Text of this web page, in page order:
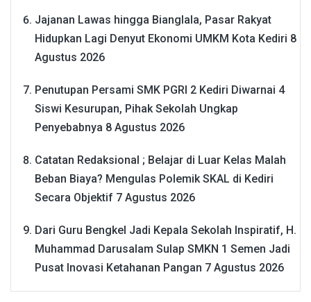
Jajanan Lawas hingga Bianglala, Pasar Rakyat
Hidupkan Lagi Denyut Ekonomi UMKM Kota Kediri 8
Agustus 2026
Penutupan Persami SMK PGRI 2 Kediri Diwarnai 4
Siswi Kesurupan, Pihak Sekolah Ungkap
Penyebabnya 8 Agustus 2026
Catatan Redaksional ; Belajar di Luar Kelas Malah
Beban Biaya? Mengulas Polemik SKAL di Kediri
Secara Objektif 7 Agustus 2026
Dari Guru Bengkel Jadi Kepala Sekolah Inspiratif, H.
Muhammad Darusalam Sulap SMKN 1 Semen Jadi
Pusat Inovasi Ketahanan Pangan 7 Agustus 2026